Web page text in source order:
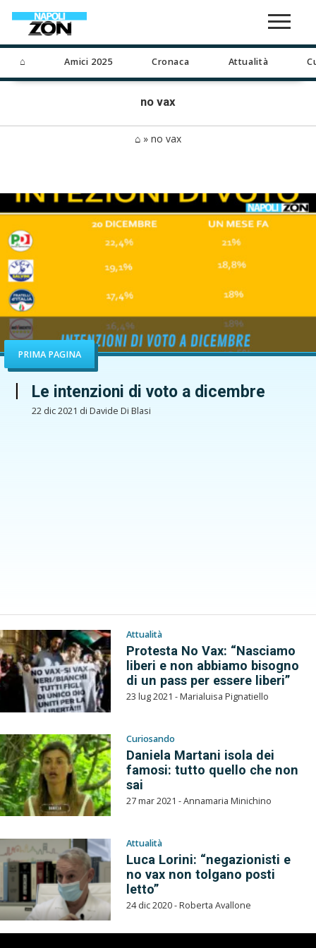
⌂ Amici 2025 Cronaca Attualità
no vax
⌂ » no vax
PRIMA PAGINA
Le intenzioni di voto a dicembre
22 dic 2021 di Davide Di Blasi
Attualità
Protesta No Vax: “Nasciamo
liberi e non abbiamo bisogno
di un pass per essere liberi”
23 lug 2021 - Marialuisa Pignatiello
Curiosando
Daniela Martani isola dei
famosi: tutto quello che non
sai
27 mar 2021 - Annamaria Minichino
Attualità
Luca Lorini: “negazionisti e
no vax non tolgano posti
letto”
24 dic 2020 - Roberta Avallone